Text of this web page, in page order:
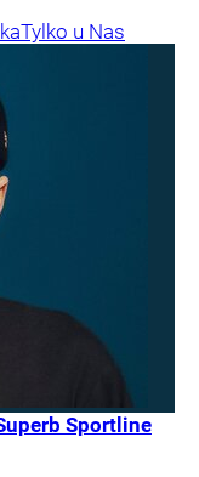
Tylko u Nas
Sportline